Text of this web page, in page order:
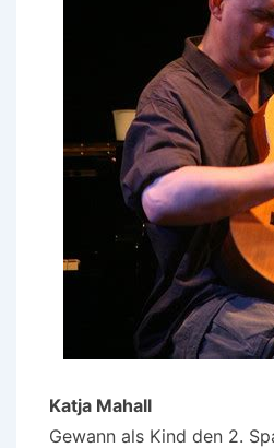
Katja Mahall
Gewann als Kind den 2.